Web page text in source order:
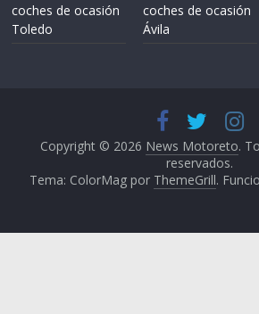
coches de ocasión
Toledo
coches de ocasión
Ávila
Copyright © 2026 News Motoreto.
reservados.
Tema: ColorMag por ThemeGrill.